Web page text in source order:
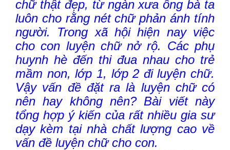
chữ thật đẹp, từ ngàn xưa ông bà ta
luôn cho rằng nét chữ phản ánh tính
người. Trong xã hội hiện nay việc
cho con luyện chữ nở rộ. Các phụ
huynh hè đến thi đua nhau cho trẻ
mầm non, lớp 1, lớp 2 đi luyện chữ.
Vậy vấn đề đặt ra là luyện chữ có
nên hay không nên? Bài viết này
tổng hợp ý kiến của rất nhiều gia sư
dạy kèm tại nhà chất lượng cao về
vấn đề luyện chữ cho con.